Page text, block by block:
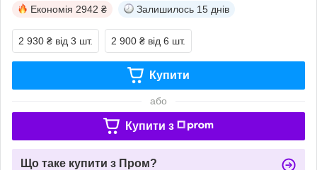
Економія 2942 ₴ Залишилось 15 днів
2 930 ₴ від 3 шт. 2 900 ₴ від 6 шт.
Купити
або
Купити з
Що таке купити з Пром?